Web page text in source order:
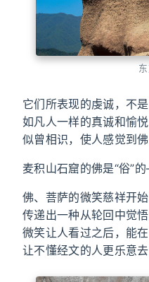
它们所表现的虔诚，不
如凡人一样的真诚和愉
似曾相识，使人感觉到
麦积山石窟的佛是“俗”
佛、菩萨的微笑慈祥开
传递出一种从轮回中觉
微笑让人看过之后，能
让不懂经文的人更乐意去